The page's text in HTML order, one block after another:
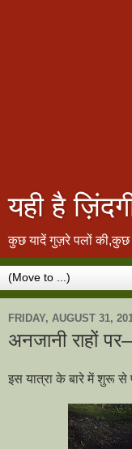
यही है
कुछ यादें गुज़रे पलों की,कुछ
FRIDAY, AUGUST 31,
अनजानी राहों
इस यात्रा के बारे में शुरू से